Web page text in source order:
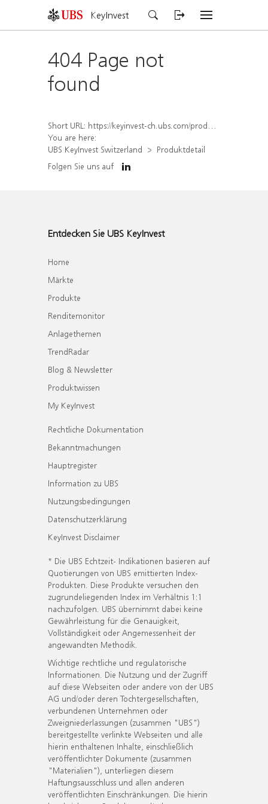
KeyInvest
404 Page not
found
Short URL: https://keyinvest-ch.ubs.com/produkt/detail/index/isin/CH1581942039
You are here:
UBS KeyInvest Switzerland
Produktdetail
Folgen Sie uns auf
Entdecken Sie UBS KeyInvest
Home
Märkte
Produkte
Renditemonitor
Anlagethemen
TrendRadar
Blog & Newsletter
Produktwissen
My KeyInvest
Rechtliche Dokumentation
Bekanntmachungen
Hauptregister
Information zu UBS
Nutzungsbedingungen
Datenschutzerklärung
KeyInvest Disclaimer
* Die UBS Echtzeit- Indikationen basieren auf
Quotierungen von UBS emittierten Index-
Produkten. Diese Produkte versuchen den
zugrundeliegenden Index im Verhältnis 1:1
nachzufolgen. UBS übernimmt dabei keine
Gewährleistung für die Genauigkeit,
Vollständigkeit oder Angemessenheit der
angewandten Methodik.
Wichtige rechtliche und regulatorische
Informationen. Die Nutzung und der Zugriff
auf diese Webseiten oder andere von der UBS
AG und/oder deren Tochtergesellschaften,
verbundenen Unternehmen oder
Zweigniederlassungen (zusammen "UBS")
bereitgestellte verlinkte Webseiten und alle
hierin enthaltenen Inhalte, einschließlich
veröffentlichter Dokumente (zusammen
"Materialien"), unterliegen diesem
Haftungsausschluss und allen anderen
veröffentlichten Einschränkungen. Die hierin